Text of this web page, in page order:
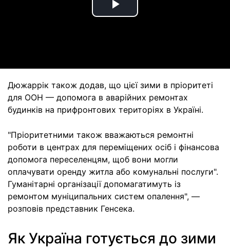
Play
Дюжаррік також додав, що цієї зими в пріоритеті
для ООН — допомога в аварійних ремонтах
будинків на прифронтових територіях в Україні.
"Пріоритетними також вважаються ремонтні
роботи в центрах для переміщених осіб і фінансова
допомога переселенцям, щоб вони могли
оплачувати оренду житла або комунальні послуги".
Гуманітарні організації допомагатимуть із
ремонтом муніципальних систем опалення", —
розповів представник Генсека.
Як Україна готується до зими